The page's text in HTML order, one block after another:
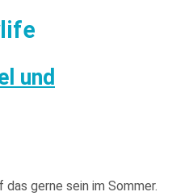
und
das gerne sein im Sommer.